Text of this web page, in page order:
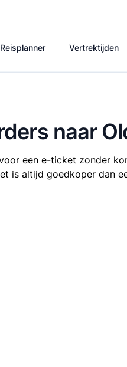
Reisplanner Vertrektijden
naar
een e-ticket zonder
is altijd goedkoper dan